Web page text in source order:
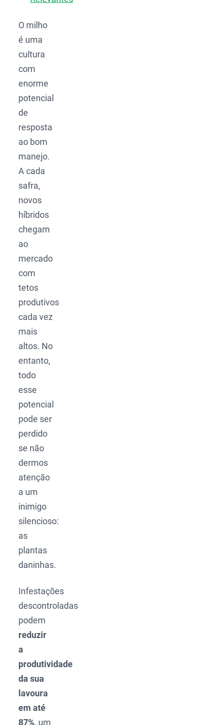
O milho
é uma
cultura
com
enorme
potencial
de
resposta
ao bom
manejo.
A cada
safra,
novos
híbridos
chegam
ao
mercado
com
tetos
produtivos
cada vez
mais
altos. No
entanto,
todo
esse
potencial
pode ser
perdido
se não
dermos
atenção
a um
inimigo
silencioso:
as
plantas
daninhas.
Infestações
descontroladas
podem
reduzir
a
produtividade
da sua
lavoura
em até
87%, um